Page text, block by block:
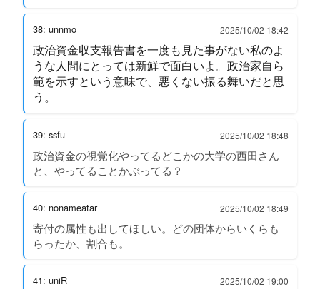
38: unnmo 2025/10/02 18:42
政治資金収支報告書を一度も見た事がない私のよ
うな人間にとっては新鮮で面白いよ。政治家自ら
範を示すという意味で、悪くない振る舞いだと思
う。
39: ssfu 2025/10/02 18:48
政治資金の視覚化やってるどこかの大学の西田さん
と、やってることかぶってる？
40: nonameatar 2025/10/02 18:49
寄付の属性も出してほしい。どの団体からいくらも
らったか、割合も。
41: uniR 2025/10/02 19:00